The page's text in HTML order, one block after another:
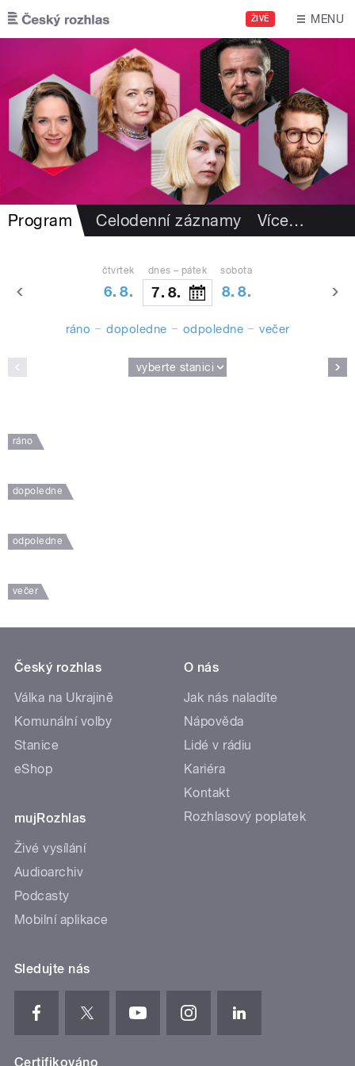
Přejít k hlavnímu obsahu
ŽIVĚ MENU
Program Celodenní záznamy Více…
čtvrtek
6. 8.
dnes – pátek
7. 8.
sobota
8. 8.
ráno dopoledne odpoledne večer
vyberte stanici
ráno
dopoledne
odpoledne
večer
Český rozhlas
Válka na Ukrajině
Komunální volby
Stanice
eShop
mujRozhlas
Živé vysílání
Audioarchiv
Podcasty
Mobilní aplikace
O nás
Jak nás naladíte
Nápověda
Lidé v rádiu
Kariéra
Kontakt
Rozhlasový poplatek
Sledujte nás
Certifikováno